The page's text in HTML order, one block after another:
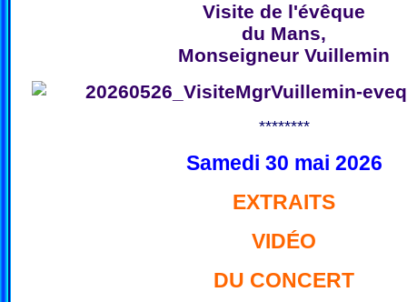
Visite de l'évêque
du Mans,
Monseigneur Vuillemin
********
Samedi 30 mai 2026
EXTRAITS
VIDÉO
DU CONCERT